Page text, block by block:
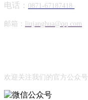
电话： 0871-67187418
邮箱： liujanghua@qq.com
欢迎关注我们的官方公众号